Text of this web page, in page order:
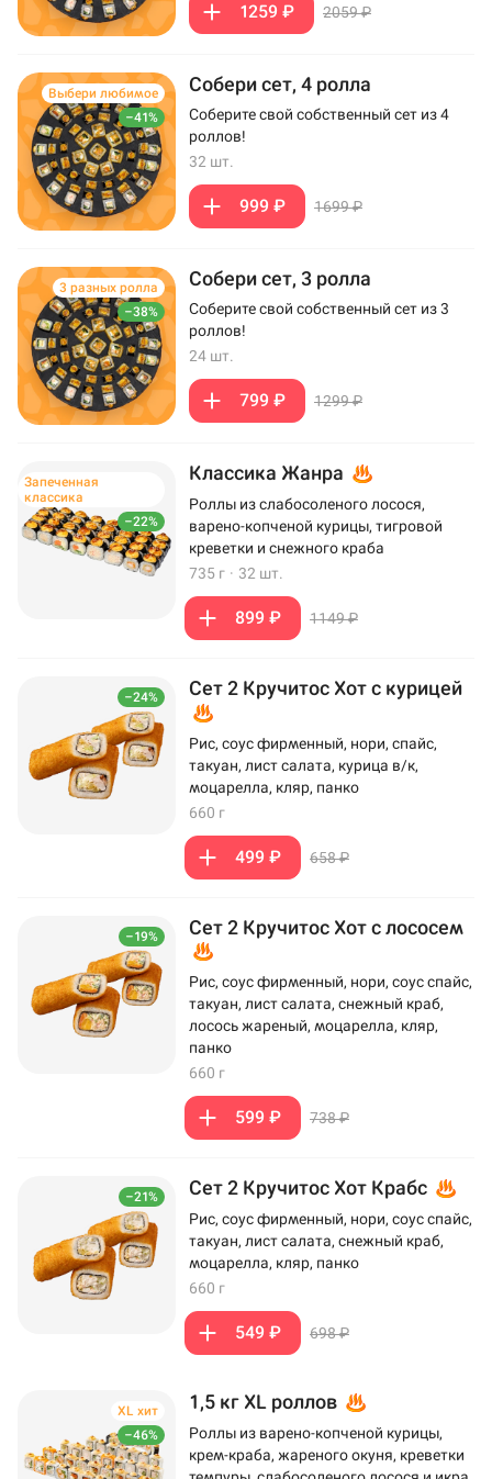
1259 ₽ 2059 ₽
–41%
Выбери любимое Собери сет, 4 ролла
Соберите свой собственный сет из 4
роллов!
32 шт.
999 ₽ 1699 ₽
–38%
3 разных ролла Собери сет, 3 ролла
Соберите свой собственный сет из 3
роллов!
24 шт.
799 ₽ 1299 ₽
–22%
Запеченная
классика
Классика Жанра
Роллы из слабосоленого лосося,
варено-копченой курицы, тигровой
креветки и снежного краба
735 г · 32 шт.
899 ₽ 1149 ₽
–24% Сет 2 Кручитос Хот с курицей
Рис, соус фирменный, нори, спайс,
такуан, лист салата, курица в/к,
моцарелла, кляр, панко
660 г
499 ₽ 658 ₽
–19% Сет 2 Кручитос Хот с лососем
Рис, соус фирменный, нори, соус спайс,
такуан, лист салата, снежный краб,
лосось жареный, моцарелла, кляр,
панко
660 г
599 ₽ 738 ₽
–21% Сет 2 Кручитос Хот Крабс
Рис, соус фирменный, нори, соус спайс,
такуан, лист салата, снежный краб,
моцарелла, кляр, панко
660 г
549 ₽ 698 ₽
–46%
XL хит 1,5 кг XL роллов
Роллы из варено-копченой курицы,
крем-краба, жареного окуня, креветки